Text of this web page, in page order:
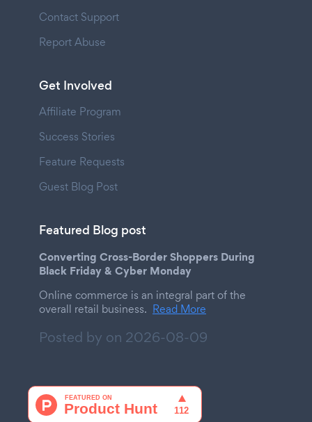
Contact Support
Report Abuse
Get Involved
Affiliate Program
Success Stories
Feature Requests
Guest Blog Post
Featured Blog post
Converting Cross-Border Shoppers During
Black Friday & Cyber Monday
Online commerce is an integral part of the
overall retail business. Read More
Posted by on 2026-08-09